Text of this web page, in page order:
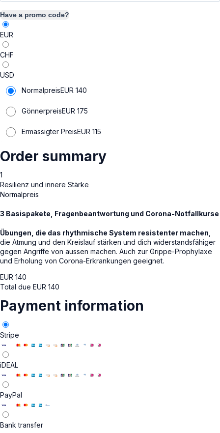
Have a promo code?
EUR
CHF
USD
NormalpreisEUR 140
GönnerpreisEUR 175
Ermässigter PreisEUR 115
Order summary
1
Resilienz und innere Stärke
Normalpreis
3 Basispakete, Fragenbeantwortung und Corona-Notfallkurse
Übungen, die das rhythmische System resistenter machen
die Atmung und den Kreislauf stärken und dich widerstandsfähiger
gegen Angriffe von aussen machen. Auch zur Grippe-Prophylaxe
und Erholung von Corona-Erkrankungen geeignet.
EUR 140
Total due EUR 140
Payment information
Stripe
iDEAL
PayPal
Bank transfer